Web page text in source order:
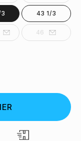
43 1/3
46